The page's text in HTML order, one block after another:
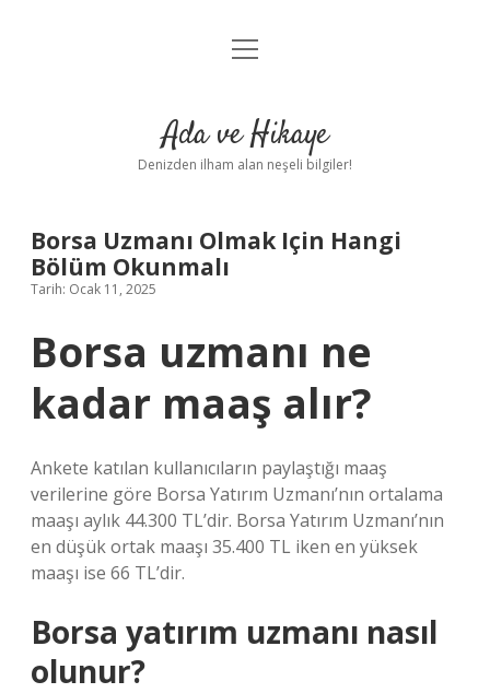
Anasayfa
Yasal Uyarı
menüyü
Ada ve Hikaye
Denizden ilham alan neşeli bilgiler!
Borsa Uzmanı Olmak Için Hangi
Bölüm Okunmalı
Tarih: Ocak 11, 2025
Borsa uzmanı ne
kadar maaş alır?
Ankete katılan kullanıcıların paylaştığı maaş
verilerine göre Borsa Yatırım Uzmanı’nın ortalama
maaşı aylık 44.300 TL’dir. Borsa Yatırım Uzmanı’nın
en düşük ortak maaşı 35.400 TL iken en yüksek
maaşı ise 66 TL’dir.
Borsa yatırım uzmanı nasıl
olunur?